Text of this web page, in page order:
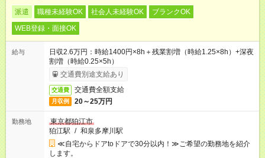
派遣 職種未経験OK 社会人未経験OK
ブランクOK
WEB登録・面接OK
給与
日収2.6万円：時給1400円×8h＋残業割増（時給1.25×8h）+深夜
割増（時給0.25×5h）
交通費別途支給あり
交通費 交通費全額支給
月収例 20～25万円
勤務地
東京都狛江市
狛江駅 / 和泉多摩川駅
≪自宅からドアtoドアで30分以内！≫ご希望の勤務地を紹介
します。